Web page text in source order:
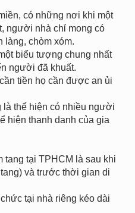
có những nơi khi một
người nhà chỉ mong có
làng, chòm xóm.
biểu tượng chung nhất
người đã khuất.
tiền họ cần được an ủi
là thể hiện có nhiều người
hiện thanh danh của gia
tại TPHCM là sau khi
và trước thời gian di
tại nhà riêng kéo dài